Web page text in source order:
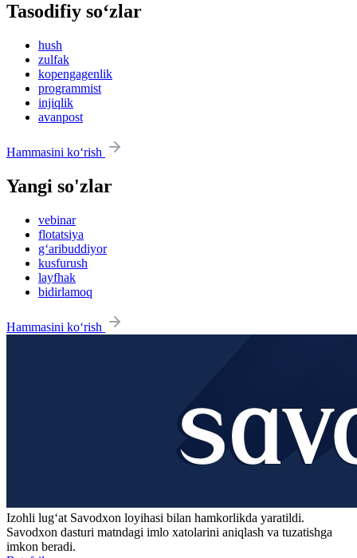
Tasodifiy so‘zlar
hush
zulfak
kopengagenlik
programmist
injiqlik
avanpost
Hammasini ko‘rish
Yangi so'zlar
vebinar
flotatsiya
g‘aribuddiyor
kusfurush
layfhak
bidirlamoq
Hammasini ko‘rish
Izohli lugʻat Savodxon loyihasi bilan hamkorlikda yaratildi.
Savodxon dasturi matndagi imlo xatolarini aniqlash va tuzatishga
imkon beradi.